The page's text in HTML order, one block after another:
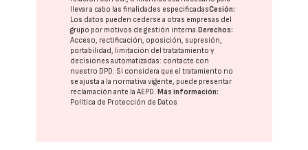
llevar a cabo las finalidades especificadasCesión:
Los datos pueden cederse a otras empresas del
grupo por motivos de gestión interna. Derechos:
Acceso, rectificación, oposición, supresión,
portabilidad, limitación del tratatamiento y
decisiones automatizadas: contacte con
nuestro DPD. Si considera que el tratamiento no
se ajusta a la normativa vigente, puede presentar
reclamación ante laAEPD. Más información:
Política de Protección de Datos